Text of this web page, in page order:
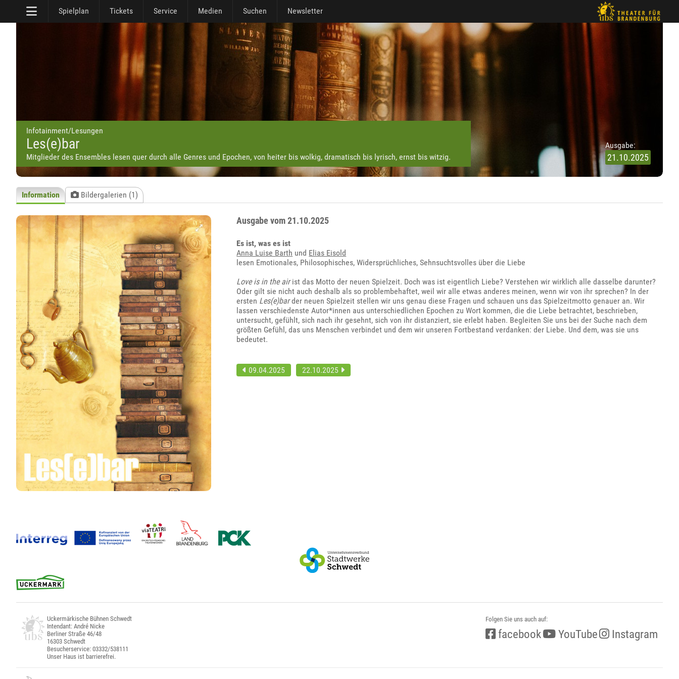
Spielplan Tickets Service Medien Suchen Newsletter
Infotainment/Lesungen
Les(e)bar
Mitglieder des Ensembles lesen quer durch alle Genres und Epochen, von heiter bis wolkig, dramatisch bis lyrisch, ernst bis witzig.
Ausgabe:
Information Bildergalerien (1)
Ausgabe vom 21.10.2025
Es ist, was es ist
Anna Luise Barth und Elias Eisold
lesen Emotionales, Philosophisches, Widersprüchliches, Sehnsuchtsvolles über die Liebe
Love is in the airist das Motto der neuen Spielzeit. Doch was ist eigentlich Liebe? Verstehen wir wirklich alle dasselbe darunter?
Oder gilt sie nicht auch deshalb als so problembehaftet, weil wir alle etwas anderes meinen, wenn wir von ihr sprechen? In der
ersten Les(e)barder neuen Spielzeit stellen wir uns genau diese Fragen und schauen uns das Spielzeitmotto genauer an. Wir
lassen verschiedenste Autor*innen aus unterschiedlichen Epochen zu Wort kommen, die die Liebe betrachtet, beschrieben,
untersucht, gefühlt, sich nach ihr gesehnt, sich von ihr distanziert, sie erlebt haben. Begleiten Sie uns bei der Suche nach dem
größten Gefühl, das uns Menschen verbindet und dem wir unseren Fortbestand verdanken: der Liebe. Und dem, was sie uns
bedeutet.
09.04.2025 22.10.2025
Uckermärkische Bühnen Schwedt
Intendant: André Nicke
Berliner Straße 46/48
16303 Schwedt
Besucherservice: 03332/538111
Unser Haus ist barrierefrei.
Folgen Sie uns auch auf:
facebook YouTube Instagram